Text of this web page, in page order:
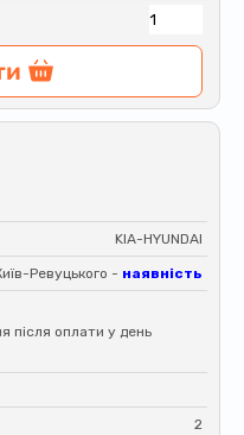
KIA-HYUNDAI
Ревуцького - наявність
після оплати у день
2